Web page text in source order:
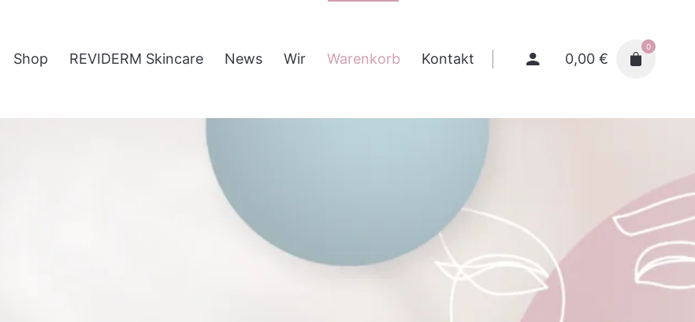
Shop REVIDERM Skincare News Wir Warenkorb Kontakt 0,00 €
0